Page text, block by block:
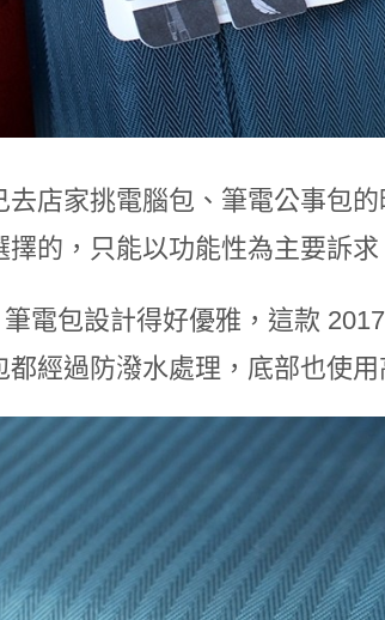
去店家挑電腦包、筆電公事包
擇的，只能以功能性為主要訴求
電包設計得好優雅，這款
都經過防潑⽔處理，底部也使